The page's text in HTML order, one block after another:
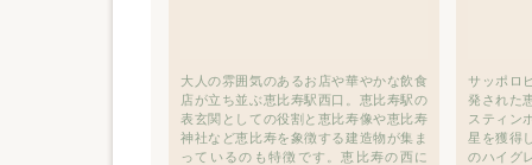
大人の雰囲気のあるお店や華やかな飲食
店が立ち並ぶ恵比寿駅西口。恵比寿駅の
表玄関としての役割と恵比寿像や恵比寿
神社など恵比寿を象徴する建造物が集ま
っているのも特徴です。恵比寿の西に
サッポロ
発された
スティン
星を獲得
のハイグ